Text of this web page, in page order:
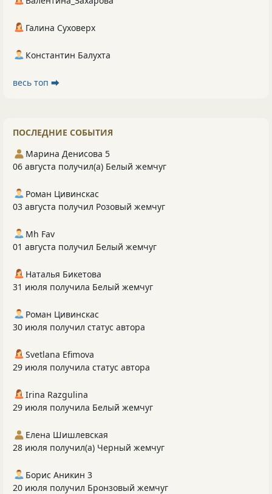
Галина Суховерх
Константин Балухта
весь топ ⮕
ПОСЛЕДНИЕ СОБЫТИЯ
Марина Денисова 5
06 августа получил(а) Белый жемчуг
Роман Цивинскас
03 августа получил Розовый жемчуг
Mh Fav
01 августа получил Белый жемчуг
Наталья Бикетова
31 июля получила Белый жемчуг
Роман Цивинскас
30 июля получил статус автора
Svetlana Efimova
29 июля получила статус автора
Irina Razgulina
29 июля получила Белый жемчуг
Елена Шишлевская
28 июля получил(а) Черный жемчуг
Борис Аникин 3
20 июля получил Бронзовый жемчуг